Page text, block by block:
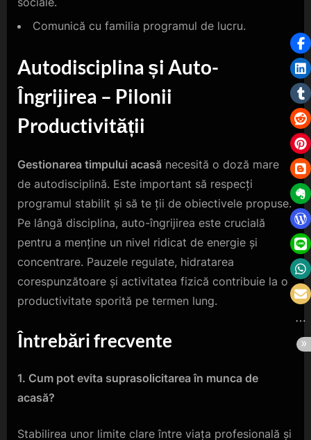
Comunică cu familia programul de lucru.
Autodisciplina și Auto-
Îngrijirea – Pilonii
Productivității
Gestionarea timpului acasă necesită o doză mare
de autodisciplină. Este important să respecți
programul stabilit și să te ții de obiectivele propuse.
Pe lângă disciplina, auto-îngrijirea este crucială
pentru a menține un nivel ridicat de energie și
concentrare. Pauzele regulate, hidratarea
corespunzătoare și activitatea fizică contribuie la o
productivitate sporită pe termen lung.
Întrebări frecvente
1. Cum pot evita suprasolicitarea în munca de
acasă?
Stabilirea unor limite clare între viața profesională și